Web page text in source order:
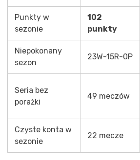
Punkty w
sezonie
102
punkty
Niepokonany
sezon
23W-15R-0P
Seria bez
porażki
49 meczów
Czyste konta w
sezonie
22 mecze